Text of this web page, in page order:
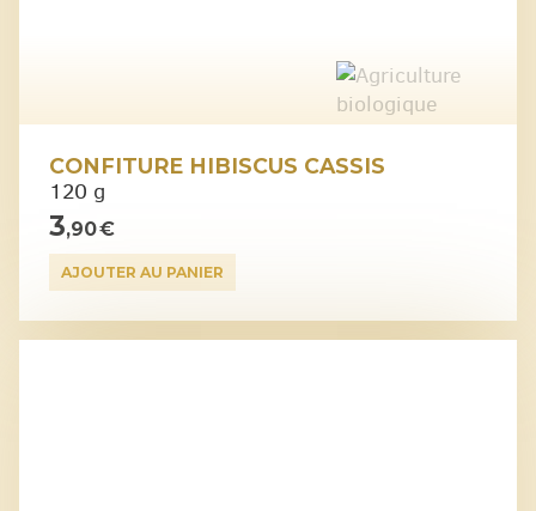
CONFITURE HIBISCUS CASSIS
120 g
3,90 €
AJOUTER AU PANIER